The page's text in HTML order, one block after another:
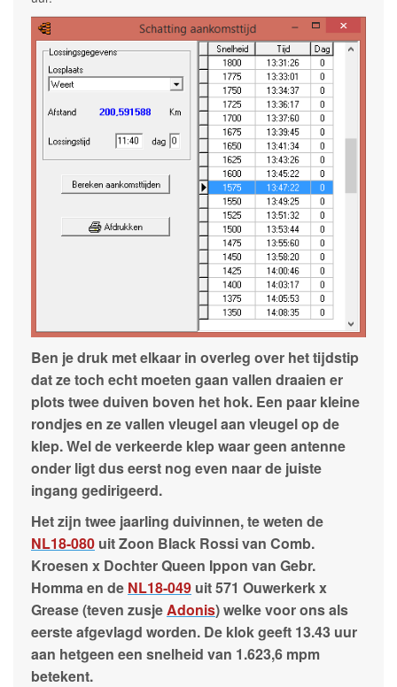
Ben je druk met elkaar in overleg over het tijdstip
dat ze toch echt moeten gaan vallen draaien er
plots twee duiven boven het hok. Een paar kleine
rondjes en ze vallen vleugel aan vleugel op de
klep. Wel de verkeerde klep waar geen antenne
onder ligt dus eerst nog even naar de juiste
ingang gedirigeerd.
Het zijn twee jaarling duivinnen, te weten de
NL18-080 uit Zoon Black Rossi van Comb.
Kroesen x Dochter Queen Ippon van Gebr.
Homma en de NL18-049 uit 571 Ouwerkerk x
Grease (teven zusjeAdonis) welke voor ons als
eerste afgevlagd worden. De klok geeft 13.43 uur
aan hetgeen een snelheid van 1.623,6 mpm
betekent.